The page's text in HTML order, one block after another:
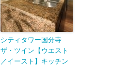
シティタワー国分寺
ザ・ツイン【ウエスト
／イースト】キッチン